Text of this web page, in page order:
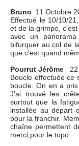
Bruno
11 Octobre
Effectué le 10/10/
et de la grimpe,
avec un
bifurquer au col de
que c'est quand
Pourrut Jérôme
Boucle effectuée ce
boucle. On en a
J’ai trouvé les
surtout que la
installée au départ
pour la franchir.
chaîne permettent
merci,pour le topo.